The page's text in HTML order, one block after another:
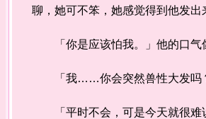
聊，她可不笨，她感觉得到他发出
「你是应该怕我。」他的口气
「我……你会突然兽性大发吗
「平时不会，可是今天就很难